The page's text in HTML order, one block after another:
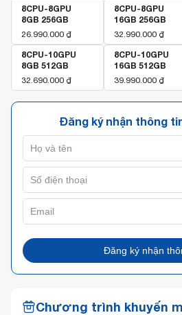
8CPU-8GPU
8GB 256GB
26.990.000 ₫
8CPU-8GPU
16GB 256GB
32.990.000 ₫
8CPU-10GPU
8GB 512GB
32.690.000 ₫
8CPU-10GPU
16GB 512GB
39.990.000 ₫
Đăng ký nhận thông
Đăng ký nhận
Chương trình khuyến